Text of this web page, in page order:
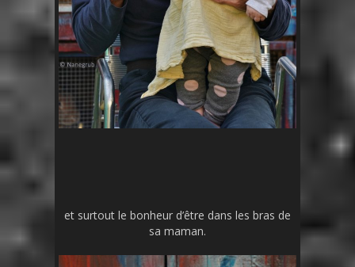
et surtout le bonheur d’être dans les bras de
sa maman.